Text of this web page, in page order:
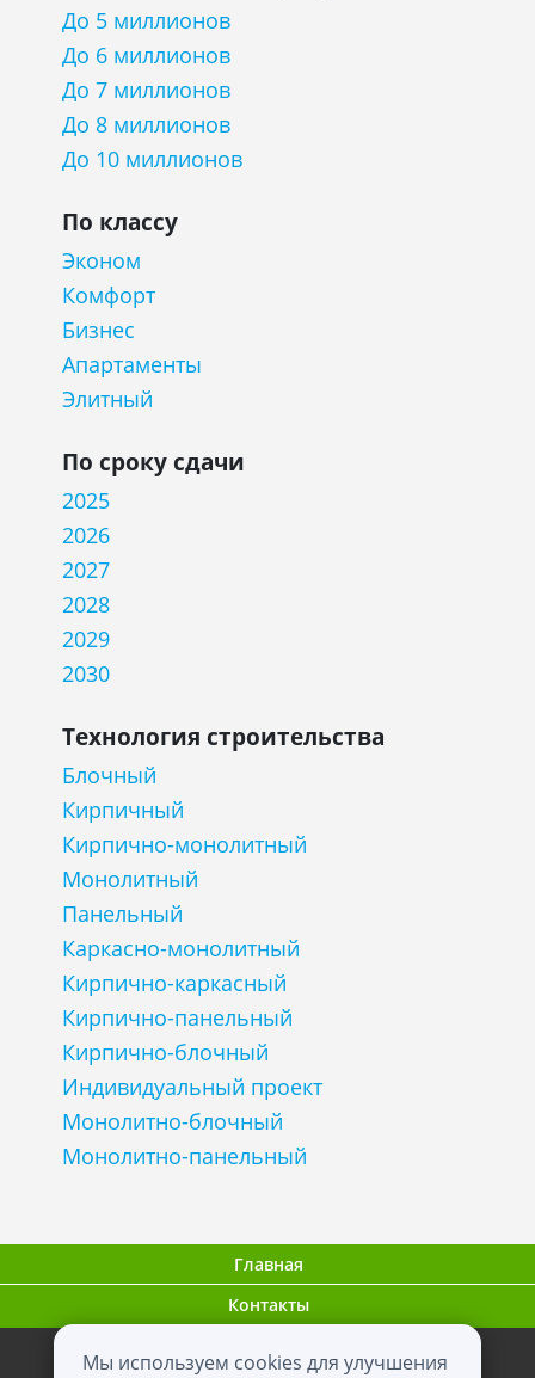
Мы используем cookies для улучшения
До 5 миллионов
До 6 миллионов
До 7 миллионов
До 8 миллионов
До 10 миллионов
По классу
Эконом
Комфорт
Бизнес
Апартаменты
Элитный
По сроку сдачи
2025
2026
2027
2028
2029
2030
Технология строительства
Блочный
Кирпичный
Кирпично-монолитный
Монолитный
Панельный
Каркасно-монолитный
Кирпично-каркасный
Кирпично-панельный
Кирпично-блочный
Индивидуальный проект
Монолитно-блочный
Монолитно-панельный
Главная
Контакты